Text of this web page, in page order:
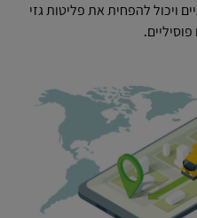
ויכול להפחית את פליטות גזי